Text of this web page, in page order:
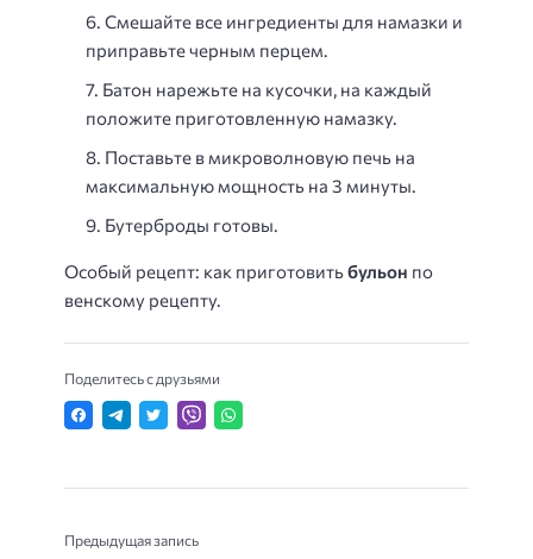
Смешайте все ингредиенты для намазки и
приправьте черным перцем.
Батон нарежьте на кусочки, на каждый
положите приготовленную намазку.
Поставьте в микроволновую печь на
максимальную мощность на 3 минуты.
Бутерброды готовы.
Особый рецепт: как приготовитьбульон по
венскому рецепту.
Поделитесь с друзьями
Предыдущая запись